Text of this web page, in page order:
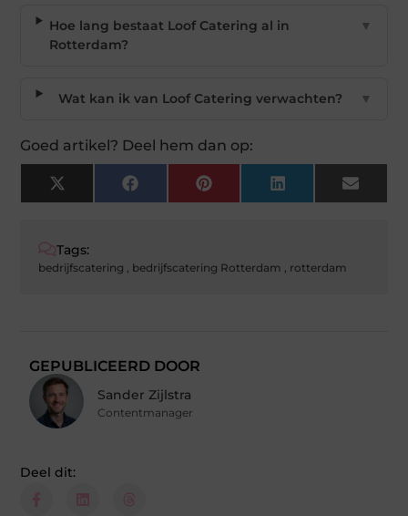
Hoe lang bestaat Loof Catering al in
Rotterdam?
▼
Wat kan ik van Loof Catering verwachten? ▼
Goed artikel? Deel hem dan op:
X
(Twitter)
Facebook Pinterest LinkedIn Email
Tags:
bedrijfscatering , bedrijfscatering Rotterdam , rotterdam
GEPUBLICEERD DOOR
Sander Zijlstra
Contentmanager
Deel dit: